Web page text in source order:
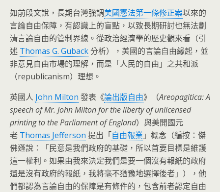
如前段文說，長期台灣強調美國憲法第一條修正案以來的
言論自由保障，有認識上的盲點，以致長期研討也無法劃
清言論自由的管制界線。從政治經濟學的歷史觀來看（引
述 Thomas G. Guback分析），美國的言論自由緣起，並
非意見自由市場的理解，而是「人民的自由」之共和派
（republicanism）理想。
英國人 John Milton 發表《論出版自由》（Areopagitica: A
speech of Mr. John Milton for the liberty of unlicensed
printing to the Parliament of England）與美開國元
老 Thomas Jefferson 提出「自由報業 」概念（編按：傑
佛遜說：「民意是我們政府的基礎，所以首要目標是維護
這一權利。如果由我來決定我們是要一個沒有報紙的政府
還是沒有政府的報紙，我將毫不猶豫地選擇後者」），他
們都認為言論自由的保障是有條件的，包含前者認定自由